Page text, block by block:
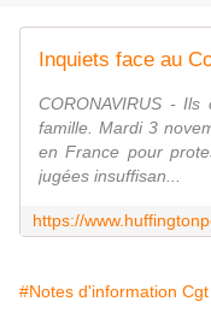
CORONAVIRUS -
famille. Mardi 3
en France pour
jugées insuffisan...
#Notes d'information